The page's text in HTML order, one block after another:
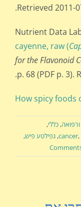
Retrieved 2011-
Nutrient Data
cayenne, raw (
for the Flavonoid
p. 68 (PDF p. 3).
How spicy foods
, כללי,
cancer,
, גפילטע פיש,